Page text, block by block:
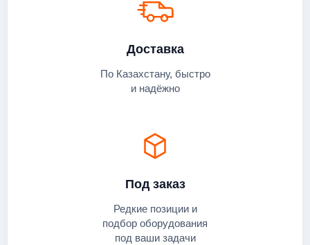
Под заказ
Редкие позиции и
подбор оборудования
под ваши задачи
Доставка
По Казахстану, быстро
и надёжно